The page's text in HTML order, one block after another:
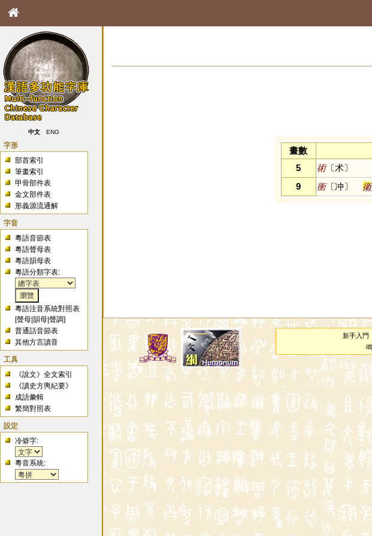
中文 ENG
字形
部首索引
筆畫索引
甲骨部件表
金文部件表
形義源流通解
字音
粵語音節表
粵語聲母表
粵語韻母表
粵語分類字表:
粵語注音系統對照表
[聲母 |韻母 |聲調]
普通話音節表
其他方言讀音
工具
《說文》全文索引
《讀史方輿紀要》
成語彙輯
繁簡對照表
設定
冷僻字:
粵音系統:
畫數
5
術〔术〕
9
衝〔冲〕 衛
新手入門